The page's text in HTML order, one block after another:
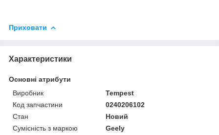
Приховати
Характеристики
Основні атрибути
Виробник
Tempest
Код запчастини
0240206102
Стан
Новий
Сумісність з маркою
Geely